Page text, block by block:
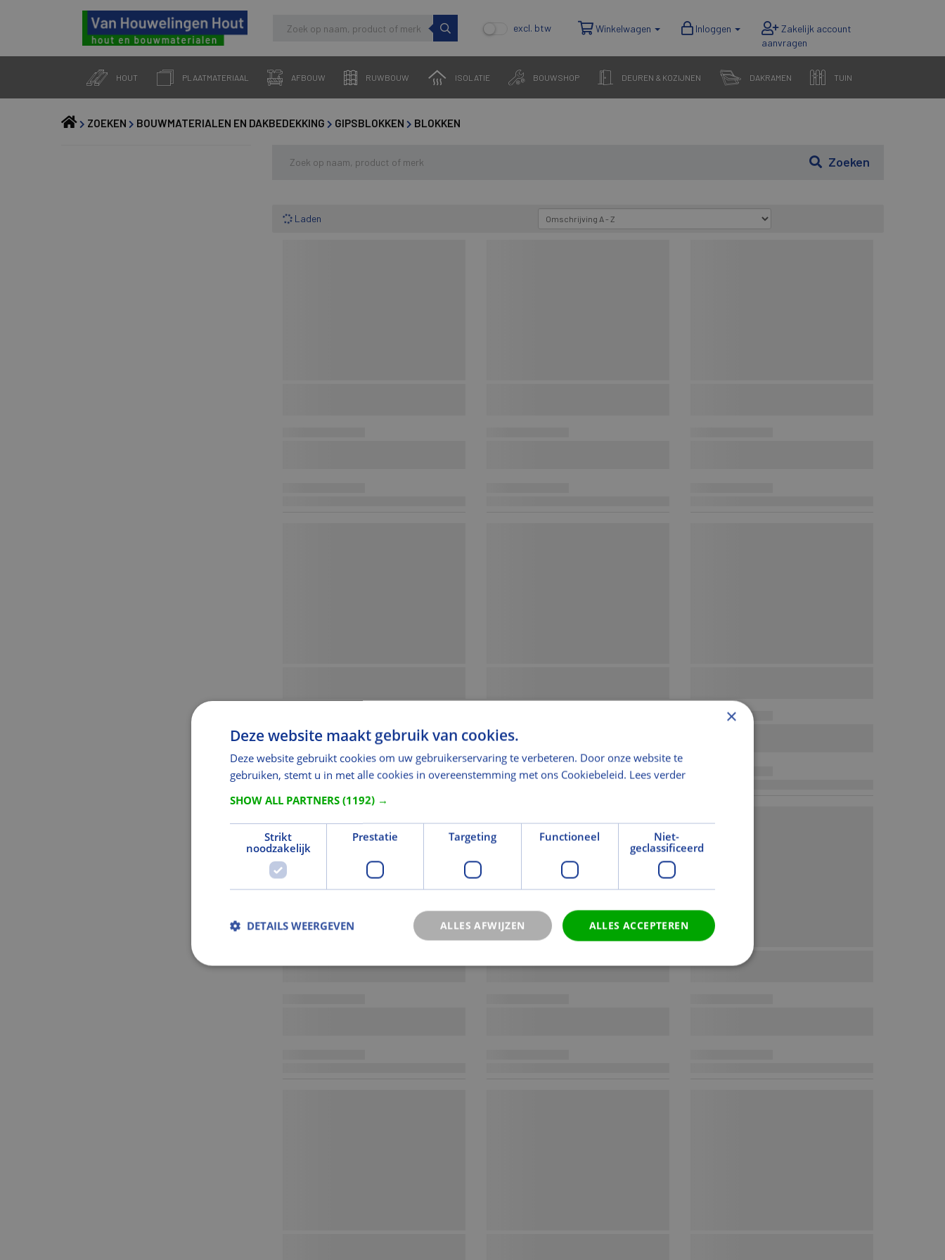
excl. btw Winkelwagen Inloggen
HOUT PLAATMATERIAAL AFBOUW RUWBOUW ISOLATIE BOUWSHOP DEUREN & KOZIJNEN DAKRAMEN TUIN
ZOEKEN BOUWMATERIALEN EN DAKBEDEKKING GIPSBLOKKEN BLOKKEN
Zoeken
Laden
×
Deze website maakt gebruik van cookies.
Deze website gebruikt cookies om uw gebruikerservaring te verbeteren. Door onze website te
gebruiken, stemt u in met alle cookies in overeenstemming met ons Cookiebeleid. Lees verder
SHOW ALL PARTNERS (1192) →
Strikt
noodzakelijk
Prestatie Targeting Functioneel
Niet-
geclassificeerd
ALLES ACCEPTEREN
ALLES AFWIJZEN
DETAILS WEERGEVEN